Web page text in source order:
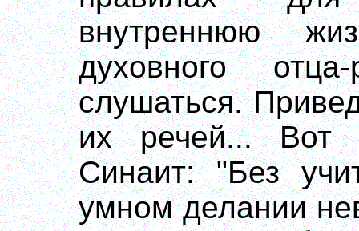
внутреннюю
духовного
слушаться.
их речей... Вот
Синаит: "Без
умном делании